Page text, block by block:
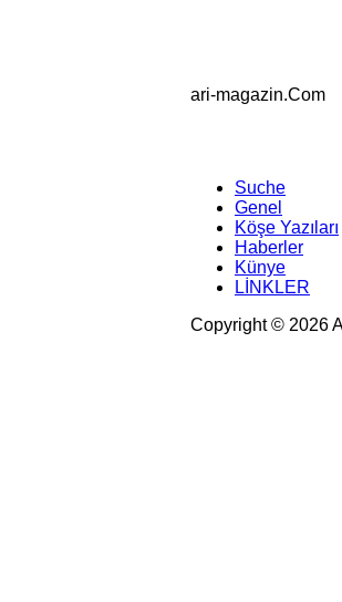
ari-magazin.Com
Suche
Genel
Köşe Yazıları
Haberler
Künye
LİNKLER
Copyright © 2026